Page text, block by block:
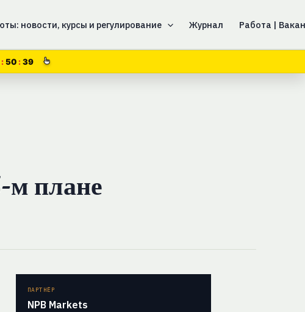
новости, курсы и регулирование Журнал Работа |
50 38
м плане
ПАРТНЁР
NPB Markets